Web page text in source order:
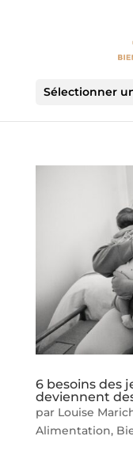
Sélectionner
6 besoins des
deviennent
par Louise
Alimentation,